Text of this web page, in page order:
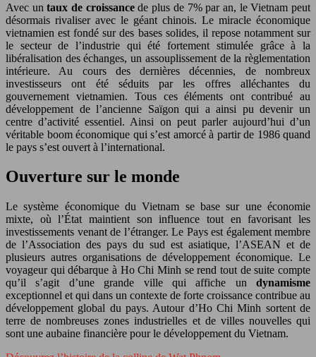
Avec untaux de croissancede plus de 7% par an, le Vietnam peut
désormais rivaliser avec le géant chinois. Le miracle économique
vietnamien est fondé sur des bases solides, il repose notamment sur
le secteur de l’industrie qui été fortement stimulée grâce à la
libéralisation des échanges, un assouplissement de la règlementation
intérieure. Au cours des dernières décennies, de nombreux
investisseurs ont été séduits par les offres alléchantes du
gouvernement vietnamien. Tous ces éléments ont contribué au
développement de l’ancienne Saïgon qui a ainsi pu devenir un
centre d’activité essentiel. Ainsi on peut parler aujourd’hui d’un
véritable boom économique qui s’est amorcé à partir de 1986 quand
le pays s’est ouvert à l’international.
Ouverture sur le monde
Le système économique du Vietnam se base sur une économie
mixte, où l’État maintient son influence tout en favorisant les
investissements venant de l’étranger. Le Pays est également membre
de l’Association des pays du sud est asiatique, l’ASEAN et de
plusieurs autres organisations de développement économique. Le
voyageur qui débarque à Ho Chi Minh se rend tout de suite compte
qu’il s’agit d’une grande ville qui affiche un dynamisme
exceptionnel et qui dans un contexte de forte croissance contribue au
développement global du pays. Autour d’Ho Chi Minh sortent de
terre de nombreuses zones industrielles et de villes nouvelles qui
sont une aubaine financière pour le développement du Vietnam.